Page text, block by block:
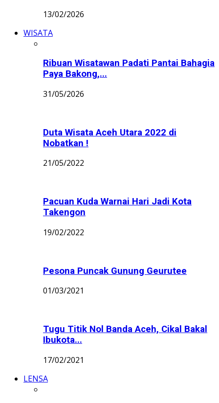
13/02/2026
WISATA
Ribuan Wisatawan Padati Pantai Bahagia
Paya Bakong,...
31/05/2026
Duta Wisata Aceh Utara 2022 di
Nobatkan !
21/05/2022
Pacuan Kuda Warnai Hari Jadi Kota
Takengon
19/02/2022
Pesona Puncak Gunung Geurutee
01/03/2021
Tugu Titik Nol Banda Aceh, Cikal Bakal
Ibukota...
17/02/2021
LENSA